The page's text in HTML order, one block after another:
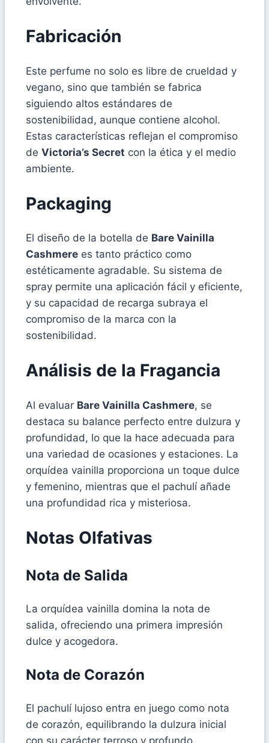
Fabricación
Este perfume no solo es libre de crueldad y
vegano, sino que también se fabrica
siguiendo altos estándares de
sostenibilidad, aunque contiene alcohol.
Estas características reflejan el compromiso
de Victoria’s Secret con la ética y el medio
ambiente.
Packaging
El diseño de la botella de Bare Vainilla
Cashmere es tanto práctico como
estéticamente agradable. Su sistema de
spray permite una aplicación fácil y eficiente,
y su capacidad de recarga subraya el
compromiso de la marca con la
sostenibilidad.
Análisis de la Fragancia
Al evaluar Bare Vainilla Cashmere, se
destaca su balance perfecto entre dulzura y
profundidad, lo que la hace adecuada para
una variedad de ocasiones y estaciones. La
orquídea vainilla proporciona un toque dulce
y femenino, mientras que el pachulí añade
una profundidad rica y misteriosa.
Notas Olfativas
Nota de Salida
La orquídea vainilla domina la nota de
salida, ofreciendo una primera impresión
dulce y acogedora.
Nota de Corazón
El pachulí lujoso entra en juego como nota
de corazón, equilibrando la dulzura inicial
con su carácter terroso y profundo.